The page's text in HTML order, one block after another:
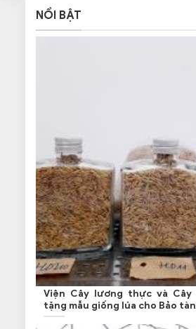
NỔI BẬT
Viện Cây lương thực và
tặng mẫu giống lúa cho Bảo